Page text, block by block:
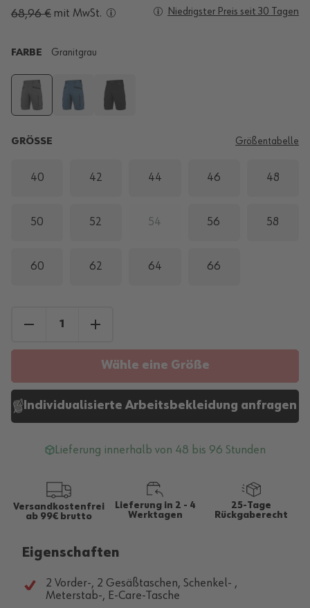
68,96 € mit MwSt. Niedrigster Preis seit 30 Tagen
FARBE Granitgrau
GRÖSSE Größentabelle
40 42 44 46 48
50 52 54 56 58
60 62 64 66
Wähle eine Größe
Individualisierte Arbeitsbekleidung anfragen
Lieferung innerhalb von 48 bis 96 Stunden
Versandkostenfrei
ab 99€ brutto
Lieferung in 2 - 4
Werktagen
25-Tage
Rückgaberecht
Eigenschaften
2 Vorder-, 2 Gesäßtaschen, Schenkel- ,
Meterstab-, E-Care-Tasche